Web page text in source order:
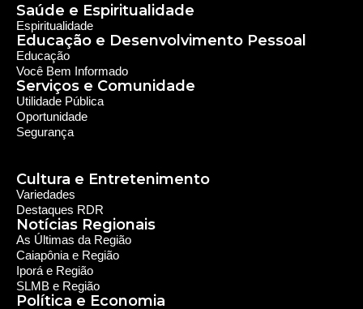
Saúde e Espiritualidade
Espiritualidade
Educação e Desenvolvimento Pessoal
Educação
Você Bem Informado
Serviços e Comunidade
Utilidade Pública
Oportunidade
Segurança
Cultura e Entretenimento
Política e Economia
Notícias Regionais
As Últimas da Região
Caiapônia e Região
Iporá e Região
SLMB e Região
Variedades
Destaques RDR